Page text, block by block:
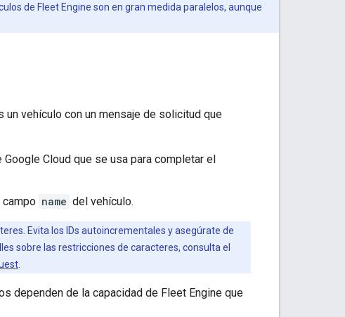
de Fleet Engine son en gran medida paralelos, aunque
un vehículo con un mensaje de solicitud que
Cloud que se usa para completar el
campo name del vehículo.
Evita los IDs autoincrementales y asegúrate de
sobre las restricciones de caracteres, consulta el
dependen de la capacidad de Fleet Engine que